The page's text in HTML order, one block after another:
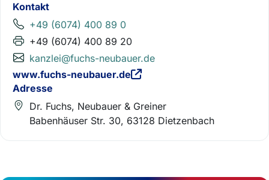
Kontakt
+49 (6074) 400 89 0
+49 (6074) 400 89 20
kanzlei@fuchs-neubauer.de
www.fuchs-neubauer.de
Adresse
Dr. Fuchs, Neubauer & Greiner
Babenhäuser Str. 30, 63128 Dietzenbach